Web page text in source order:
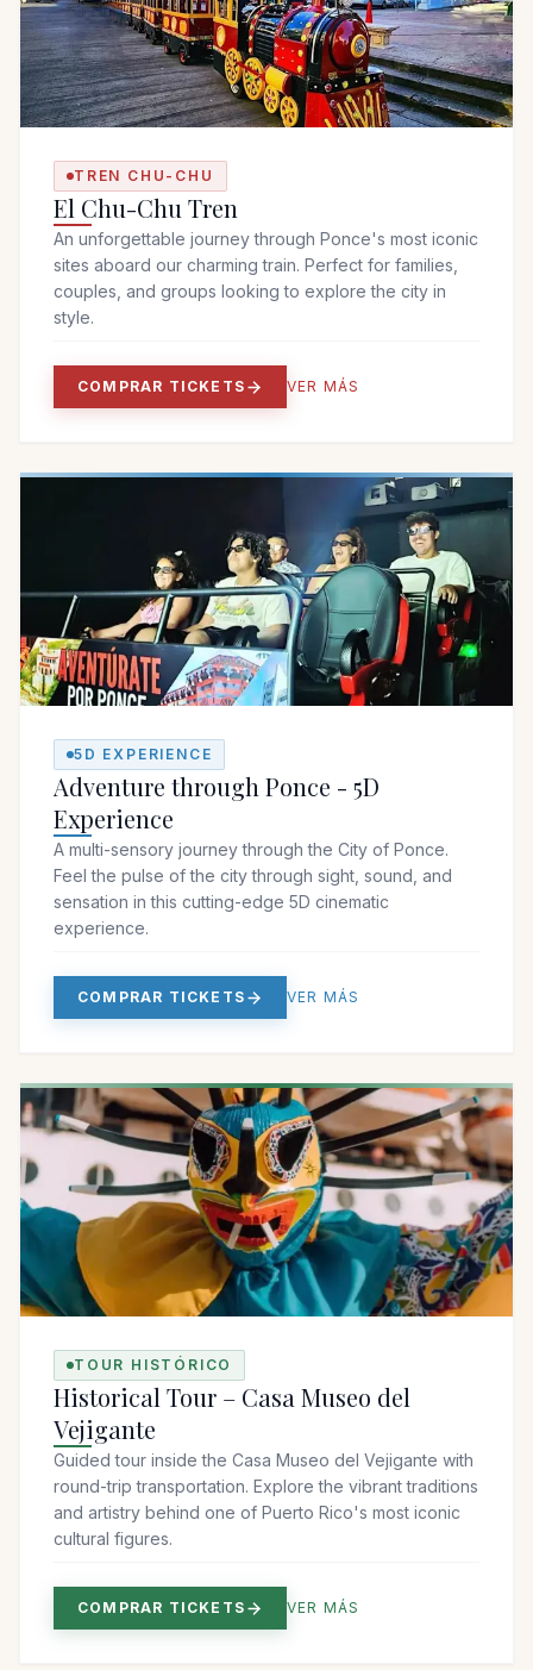
TREN CHU-CHU
El Chu-Chu Tren
An unforgettable journey through Ponce's most iconic
sites aboard our charming train. Perfect for families,
couples, and groups looking to explore the city in
style.
COMPRAR TICKETS VER MÁS
5D EXPERIENCE
Adventure through Ponce - 5D
Experience
A multi-sensory journey through the City of Ponce.
Feel the pulse of the city through sight, sound, and
sensation in this cutting-edge 5D cinematic
experience.
COMPRAR TICKETS VER MÁS
TOUR HISTÓRICO
Historical Tour – Casa Museo del
Vejigante
Guided tour inside the Casa Museo del Vejigante with
round-trip transportation. Explore the vibrant traditions
and artistry behind one of Puerto Rico's most iconic
cultural figures.
COMPRAR TICKETS VER MÁS